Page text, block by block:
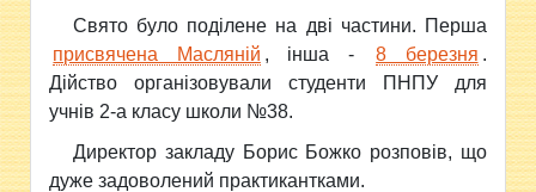
Свято було поділене на дві частини. Перша
присвячена Масляній , інша - 8 березня .
Дійство організовували студенти ПНПУ для
учнів 2-а класу школи №38.
Директор закладу Борис Божко розповів, що
дуже задоволений практикантками.